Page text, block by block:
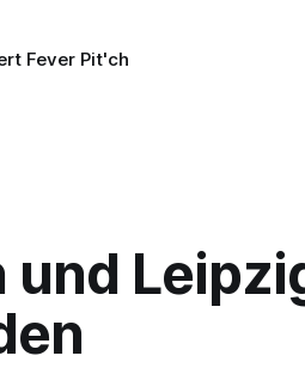
Fever Pit'ch
und